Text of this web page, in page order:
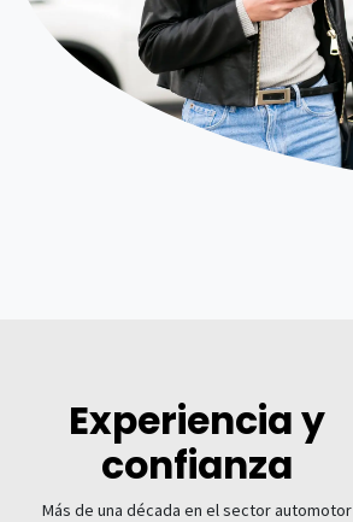
Experiencia y
confianza
Más de una década en el sector automotor